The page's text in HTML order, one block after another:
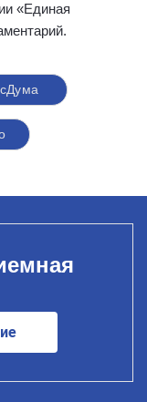
«Единая